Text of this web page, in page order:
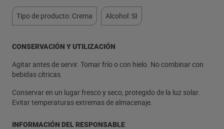
Tipo de producto: Crema Alcohol: SI
CONSERVACIÓN Y UTILIZACIÓN
Agitar antes de servir. Tomar frío o con hielo. No combinar con
bebidas cítricas.
Conservar en un lugar fresco y seco, protegido de la luz solar.
Evitar temperaturas extremas de almacenaje.
INFORMACIÓN DEL RESPONSABLE